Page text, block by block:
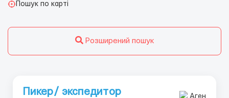
Пошук по карті
Розширений пошук
Пикер/ экспедитор